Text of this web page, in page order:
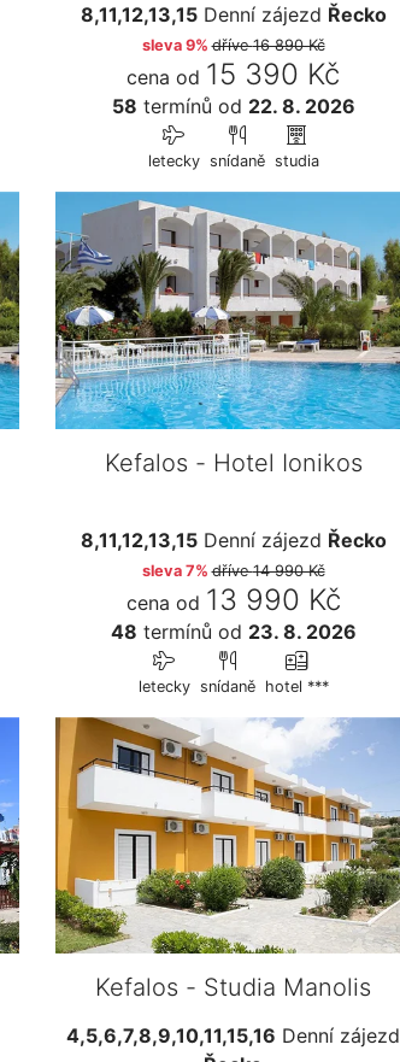
8,11,12,13,15Denní zájezd Řecko
sleva 9% dříve16 890 Kč
cena od 15 390 Kč
58 termínů od 22. 8. 2026
letecky snídaně studia
Kefalos - Hotel Ionikos
8,11,12,13,15Denní zájezd Řecko
sleva 7% dříve14 990 Kč
cena od 13 990 Kč
48 termínů od 23. 8. 2026
letecky snídaně hotel ***
Kefalos - Studia Manolis
4,5,6,7,8,9,10,11,15,16 Denní zájezd